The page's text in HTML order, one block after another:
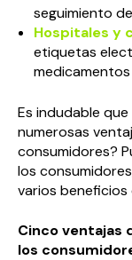
seguimiento
Hospitales y
etiquetas
Es indudable
numerosas
consumidores?
los
varios
Cinco ventajas
los